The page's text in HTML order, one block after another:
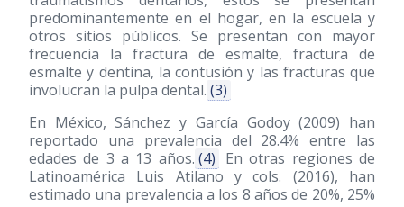
predominantemente en el hogar, en la escuela y
otros sitios públicos. Se presentan con mayor
frecuencia la fractura de esmalte, fractura de
esmalte y dentina, la contusión y las fracturas que
involucran la pulpa dental. (3)
En México, Sánchez y García Godoy(2009) han
reportado una prevalencia del 28.4% entre las
edades de 3 a 13 años. (4) En otras regiones de
Latinoamérica Luis Atilano y cols. (2016), han
estimado una prevalencia a los 8 años de 20%, 25%